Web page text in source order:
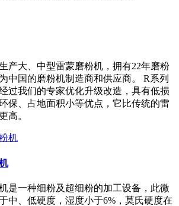
产大、中型雷蒙磨粉机，拥有22年磨粉
中国的磨粉机制造商和供应商。 R系列
过我们的专家优化升级改造，具有低损
保、占地面积小等优点，它比传统的雷
高。
是一种细粉及超细粉的加工设备，此微
中、低硬度，湿度小于6%，莫氏硬度在